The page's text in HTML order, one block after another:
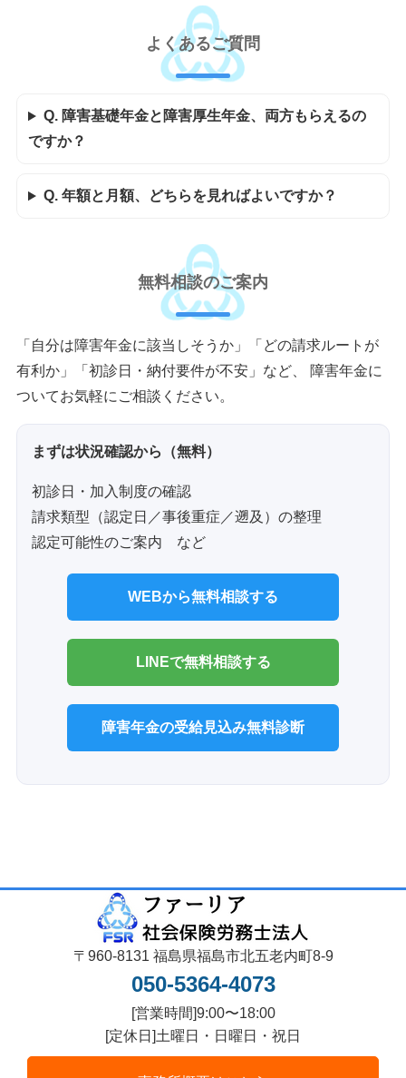
よくあるご質問
Q. 障害基礎年金と障害厚生年金、両方もらえるの
ですか？
Q. 年額と月額、どちらを見ればよいですか？
無料相談のご案内
「自分は障害年金に該当しそうか」「どの請求ルートが
有利か」「初診日・納付要件が不安」など、 障害年金に
ついてお気軽にご相談ください。
まずは状況確認から（無料）
初診日・加入制度の確認
請求類型（認定日／事後重症／遡及）の整理
認定可能性のご案内 など
WEBから無料相談する
LINEで無料相談する
障害年金の受給見込み無料診断
〒960-8131 福島県福島市北五老内町8-9
050-5364-4073
[営業時間]9:00〜18:00
[定休日]土曜日・日曜日・祝日